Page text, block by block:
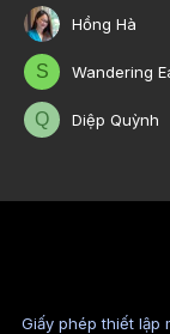
Hồng Hà
S Wandering
Q Diệp Quỳnh
Giấy phép thiết lập